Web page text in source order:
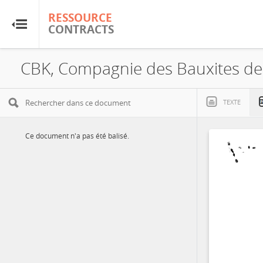
RESSOURCE
CONTRACTS
RESSOURCE
CONTRACTS
Accueil
TEXTE
Ce document n'a pas été balisé.